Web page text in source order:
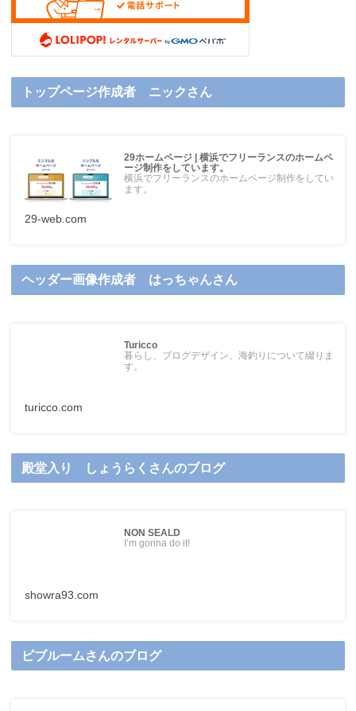
トップページ作成者 ニックさん
29ホームページ | 横浜でフリーランスのホームペ
ージ制作をしています。
横浜でフリーランスのホームページ制作をしてい
ます。
29-web.com
ヘッダー画像作成者 はっちゃんさん
Turicco
暮らし、ブログデザイン、海釣りについて綴りま
す。
turicco.com
殿堂入り しょうらくさんのブログ
NON SEALD
I’m gonna do it!
showra93.com
ビブルームさんのブログ